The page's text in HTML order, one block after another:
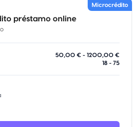
Microcrédito
préstamo online
50,00 € - 1200,00 €
18 - 75